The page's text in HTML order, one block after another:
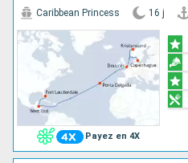
Payez en 4X
Caribbean Princess 16 j